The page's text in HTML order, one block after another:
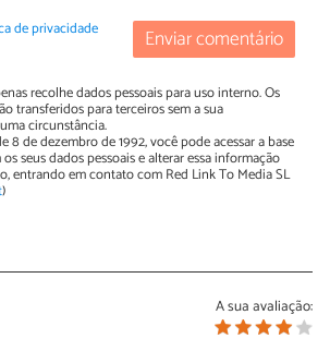
Enviar comentário
de privacidade
recolhe dados pessoais para uso interno. Os
transferidos para terceiros sem a sua
circunstância.
8 de dezembro de 1992, você pode acessar a base
seus dados pessoais e alterar essa informação
entrando em contato com Red Link To Media SL
)
A sua avaliação: